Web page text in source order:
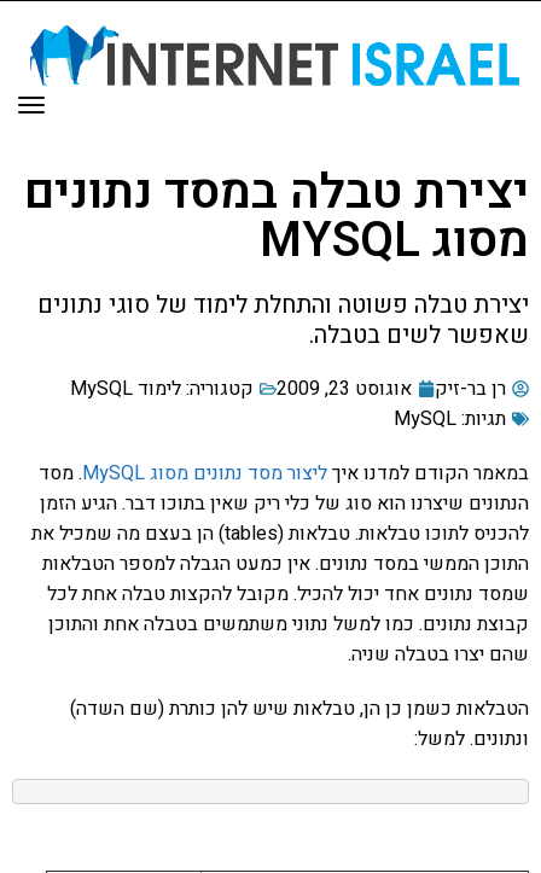
יצירת טבלה במסד נתונים
מסוג MYSQL
יצירת טבלה פשוטה והתחלת לימוד של סוגי נתונים
שאפשר לשים בטבלה.
רן בר-זיק אוגוסט 23, 2009 קטגוריה:לימוד MySQL
תגיות:MySQL
במאמר הקודם למדנו איךליצור מסד נתונים מסוג MySQL
. מסד
הנתונים שיצרנו הוא סוג של כלי ריק שאין בתוכו דבר. הגיע הזמן
להכניס לתוכו טבלאות. טבלאות (tables) הן בעצם מה שמכיל את
התוכן הממשי במסד נתונים. אין כמעט הגבלה למספר הטבלאות
שמסד נתונים אחד יכול להכיל. מקובל להקצות טבלה אחת לכל
קבוצת נתונים. כמו למשל נתוני משתמשים בטבלה אחת והתוכן
שהם יצרו בטבלה שניה.
הטבלאות כשמן כן הן, טבלאות שיש להן כותרת (שם השדה)
ונתונים. למשל: